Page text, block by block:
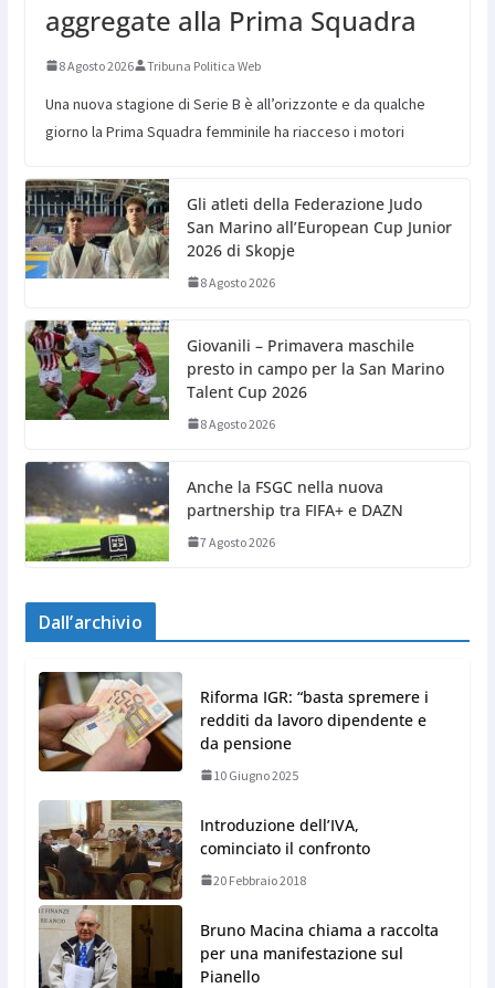
aggregate alla Prima Squadra
8 Agosto 2026 Tribuna Politica Web
Una nuova stagione di Serie B è all’orizzonte e da qualche
giorno la Prima Squadra femminile ha riacceso i motori
Gli atleti della Federazione Judo
San Marino all’European Cup Junior
2026 di Skopje
8 Agosto 2026
Giovanili – Primavera maschile
presto in campo per la San Marino
Talent Cup 2026
8 Agosto 2026
Anche la FSGC nella nuova
partnership tra FIFA+ e DAZN
7 Agosto 2026
Dall’archivio
Riforma IGR: “basta spremere i
redditi da lavoro dipendente e
da pensione
10 Giugno 2025
Introduzione dell’IVA,
cominciato il confronto
20 Febbraio 2018
Bruno Macina chiama a raccolta
per una manifestazione sul
Pianello